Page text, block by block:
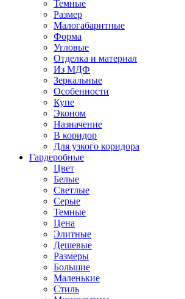
Темные
Размер
Малогабаритные
Форма
Угловые
Отделка и материал
Из МДФ
Зеркальные
Особенности
Купе
Эконом
Назначение
В коридор
Для узкого коридора
Гардеробные
Цвет
Белые
Светлые
Серые
Темные
Цена
Элитные
Дешевые
Размеры
Большие
Маленькие
Стиль